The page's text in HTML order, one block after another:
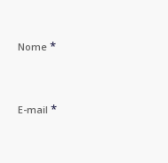
Nome *
E-mail *